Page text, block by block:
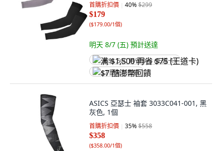
首購折扣價 40%$299
$179
($179.00/1個)
明天 8/7 (五) 預計送達
满 $1,500 再省 $75 (王道卡)
$7 酷澎幣回饋
ASICS 亞瑟士 袖套 3033C041-001, 黑
灰色, 1個
首購折扣價 35%$558
$358
($358.00/1個)